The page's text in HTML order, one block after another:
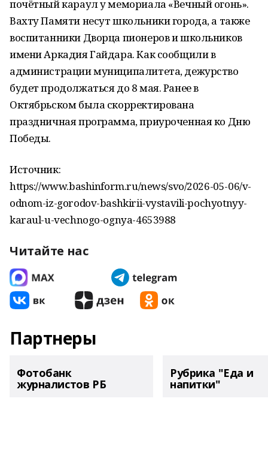
почётный караул у мемориала «Вечный огонь».
Вахту Памяти несут школьники города, а также
воспитанники Дворца пионеров и школьников
имени Аркадия Гайдара. Как сообщили в
администрации муниципалитета, дежурство
будет продолжаться до 8 мая. Ранее в
Октябрьском была скорректирована
праздничная программа, приуроченная ко Дню
Победы.
Источник:
https://www.bashinform.ru/news/svo/2026-05-06/v-
odnom-iz-gorodov-bashkirii-vystavili-pochyotnyy-
karaul-u-vechnogo-ognya-4653988
Читайте нас
Партнеры
Фотобанк
журналистов РБ
Рубрика "Еда и
напитки"